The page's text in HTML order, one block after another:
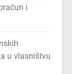
i
u vlasništvu